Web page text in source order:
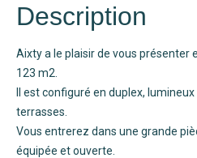
Description
Aixty a le plaisir de vous présenter
123 m2.
Il est configuré en duplex,
terrasses.
Vous entrerez dans une grande
équipée et ouverte.